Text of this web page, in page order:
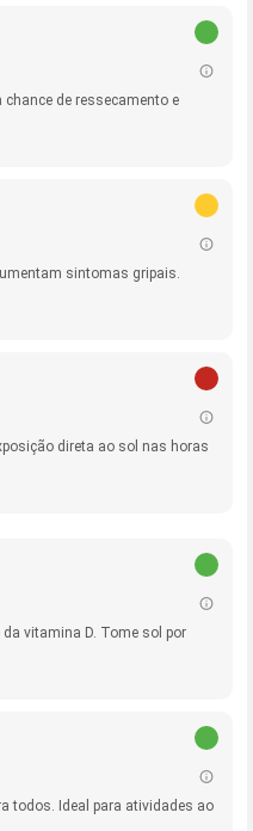
chance de ressecamento e
sintomas gripais.
direta ao sol nas horas
vitamina D. Tome sol por
todos. Ideal para atividades ao